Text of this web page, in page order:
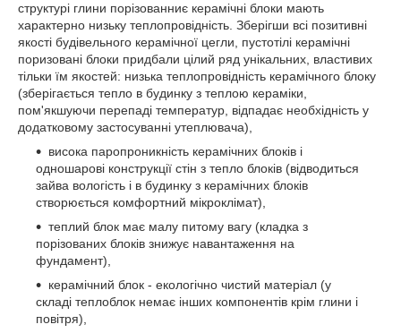
структурі глини порізованниє керамічні блоки мають
характерно низьку теплопровідність. Зберігши всі позитивні
якості будівельного керамічної цегли, пустотілі керамічні
поризовані блоки придбали цілий ряд унікальних, властивих
тільки їм якостей: низька теплопровідність керамічного блоку
(зберігається тепло в будинку з теплою кераміки,
пом'якшуючи перепаді температур, відпадає необхідність у
додатковому застосуванні утеплювача),
висока паропроникність керамічних блоків і
одношарові конструкції стін з тепло блоків (відводиться
зайва вологість і в будинку з керамічних блоків
створюється комфортний мікроклімат),
теплий блок має малу питому вагу (кладка з
порізованих блоків знижує навантаження на
фундамент),
керамічний блок - екологічно чистий матеріал (у
складі теплоблок немає інших компонентів крім глини і
повітря),